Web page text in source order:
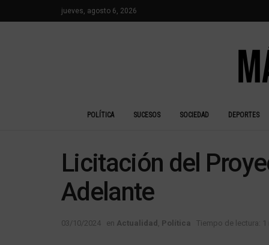
jueves, agosto 6, 2026
POLÍTICA SUCESOS SOCIEDAD DEPORTES
Licitación del
Adelante
03/10/2024 en Actualidad Política Tiempo de lectura: